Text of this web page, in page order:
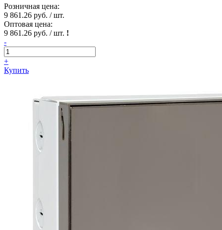
Розничная цена:
9 861.26 руб. / шт.
Оптовая цена:
9 861.26 руб. / шт. !
-
+
Купить